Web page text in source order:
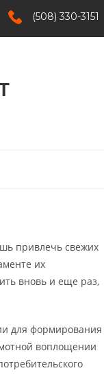
(508) 330-3151
привлечь свежих
их
вновь и еще раз,
для формирования
воплощении